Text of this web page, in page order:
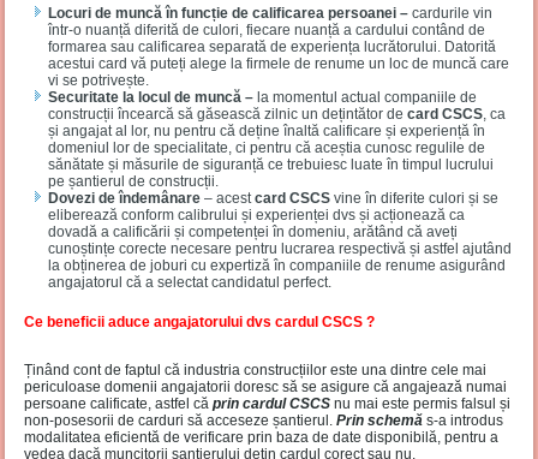
Locuri de muncă în funcție de calificarea persoanei –cardurile vin
într-o nuanță diferită de culori, fiecare nuanță a cardului contând de
formarea sau calificarea separată de experiența lucrătorului. Datorită
acestui card vă puteți alege la firmele de renume un loc de muncă care
vi se potrivește.
Securitate la locul de muncă –la momentul actual companiile de
construcții încearcă să găsească zilnic un dețintător decard CSCS , ca
și angajat al lor, nu pentru că deține înaltă calificare și experiență în
domeniul lor de specialitate, ci pentru că aceștia cunosc regulile de
sănătate și măsurile de siguranță ce trebuiesc luate în timpul lucrului
pe șantierul de construcții.
Dovezi de îndemânare – acestcard CSCS vine în diferite culori și se
eliberează conform calibrului și experienței dvs și acționează ca
dovadă a calificării și competenței în domeniu, arătând că aveți
cunoștințe corecte necesare pentru lucrarea respectivă și astfel ajutând
la obținerea de joburi cu expertiză în companiile de renume asigurând
angajatorul că a selectat candidatul perfect.
Ce beneficii aduce angajatorului dvs cardul CSCS ?
Ținând cont de faptul că industria construcțiilor este una dintre cele mai
periculoase domenii angajatorii doresc să se asigure că angajează numai
persoane calificate, astfel căprin cardul CSCS nu mai este permis falsul și
non-posesorii de carduri să acceseze șantierul.Prin schemă s-a introdus
modalitatea eficientă de verificare prin baza de date disponibilă, pentru a
vedea dacă muncitorii șantierului dețin cardul corect sau nu.